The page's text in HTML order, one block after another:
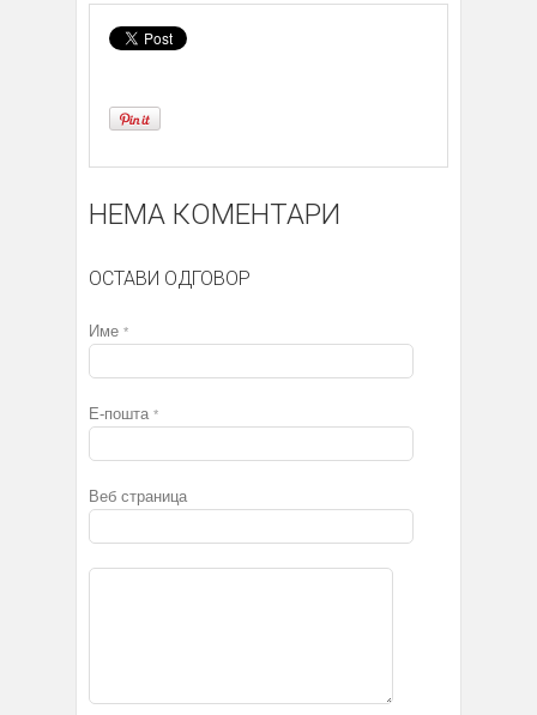
НЕМА КОМЕНТАРИ
ОСТАВИ ОДГОВОР
Име *
Е-пошта *
Веб страница